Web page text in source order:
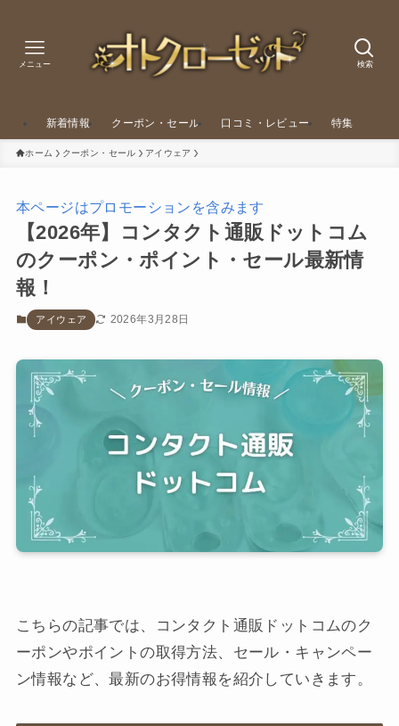
検索
メニュー
新着情報 クーポン・セール 口コミ・レビュー 特集
ホーム クーポン・セール アイウェア
本ページはプロモーションを含みます
【2026年】コンタクト通販ドットコム
のクーポン・ポイント・セール最新情
報！
アイウェア 2026年3月28日
こちらの記事では、コンタクト通販ドットコムのク
ーポンやポイントの取得方法、セール・キャンペー
ン情報など、最新のお得情報を紹介していきます。